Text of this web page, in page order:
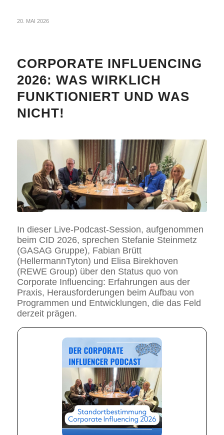
20. MAI 2026
CORPORATE INFLUENCING
2026: WAS WIRKLICH
FUNKTIONIERT UND WAS
NICHT!
In dieser Live-Podcast-Session, aufgenommen
beim CID 2026, sprechen Stefanie Steinmetz
(GASAG Gruppe), Fabian Brütt
(HellermannTyton) und Elisa Birekhoven
(REWE Group) über den Status quo von
Corporate Influencing: Erfahrungen aus der
Praxis, Herausforderungen beim Aufbau von
Programmen und Entwicklungen, die das Feld
derzeit prägen.